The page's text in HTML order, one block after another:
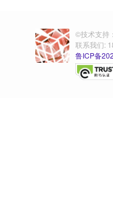
©技术支持
联系我们:
鲁ICP备